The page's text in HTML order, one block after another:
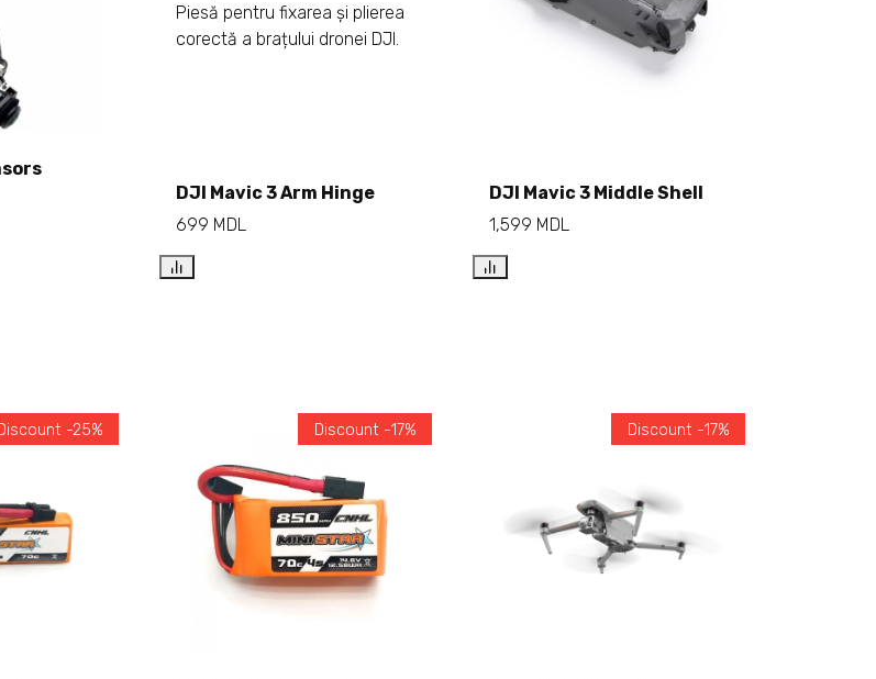
DJI Mavic 3 Arm Hinge
699 MDL
Add to cart
DJI Mavic 3 Middle Shell
1,599 MDL
-25% Discount -17% Discount -17%